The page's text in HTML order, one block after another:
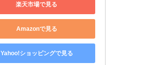
楽天市場で見る
Amazonで見る
Yahoo!ショッピングで見る